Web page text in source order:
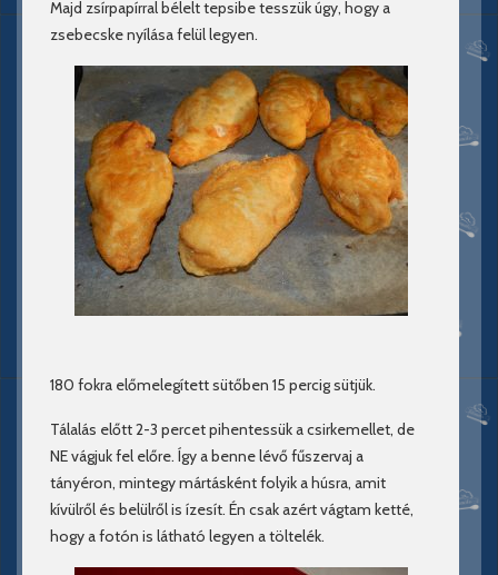
Majd zsírpapírral bélelt tepsibe tesszük úgy, hogy a
zsebecske nyílása felül legyen.
180 fokra előmelegített sütőben 15 percig sütjük.
Tálalás előtt 2-3 percet pihentessük a csirkemellet, de
NE vágjuk fel előre. Így a benne lévő fűszervaj a
tányéron, mintegy mártásként folyik a húsra, amit
kívülről és belülről is ízesít. Én csak azért vágtam ketté,
hogy a fotón is látható legyen a töltelék.